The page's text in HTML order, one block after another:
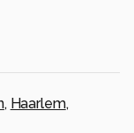
, Haarlem,